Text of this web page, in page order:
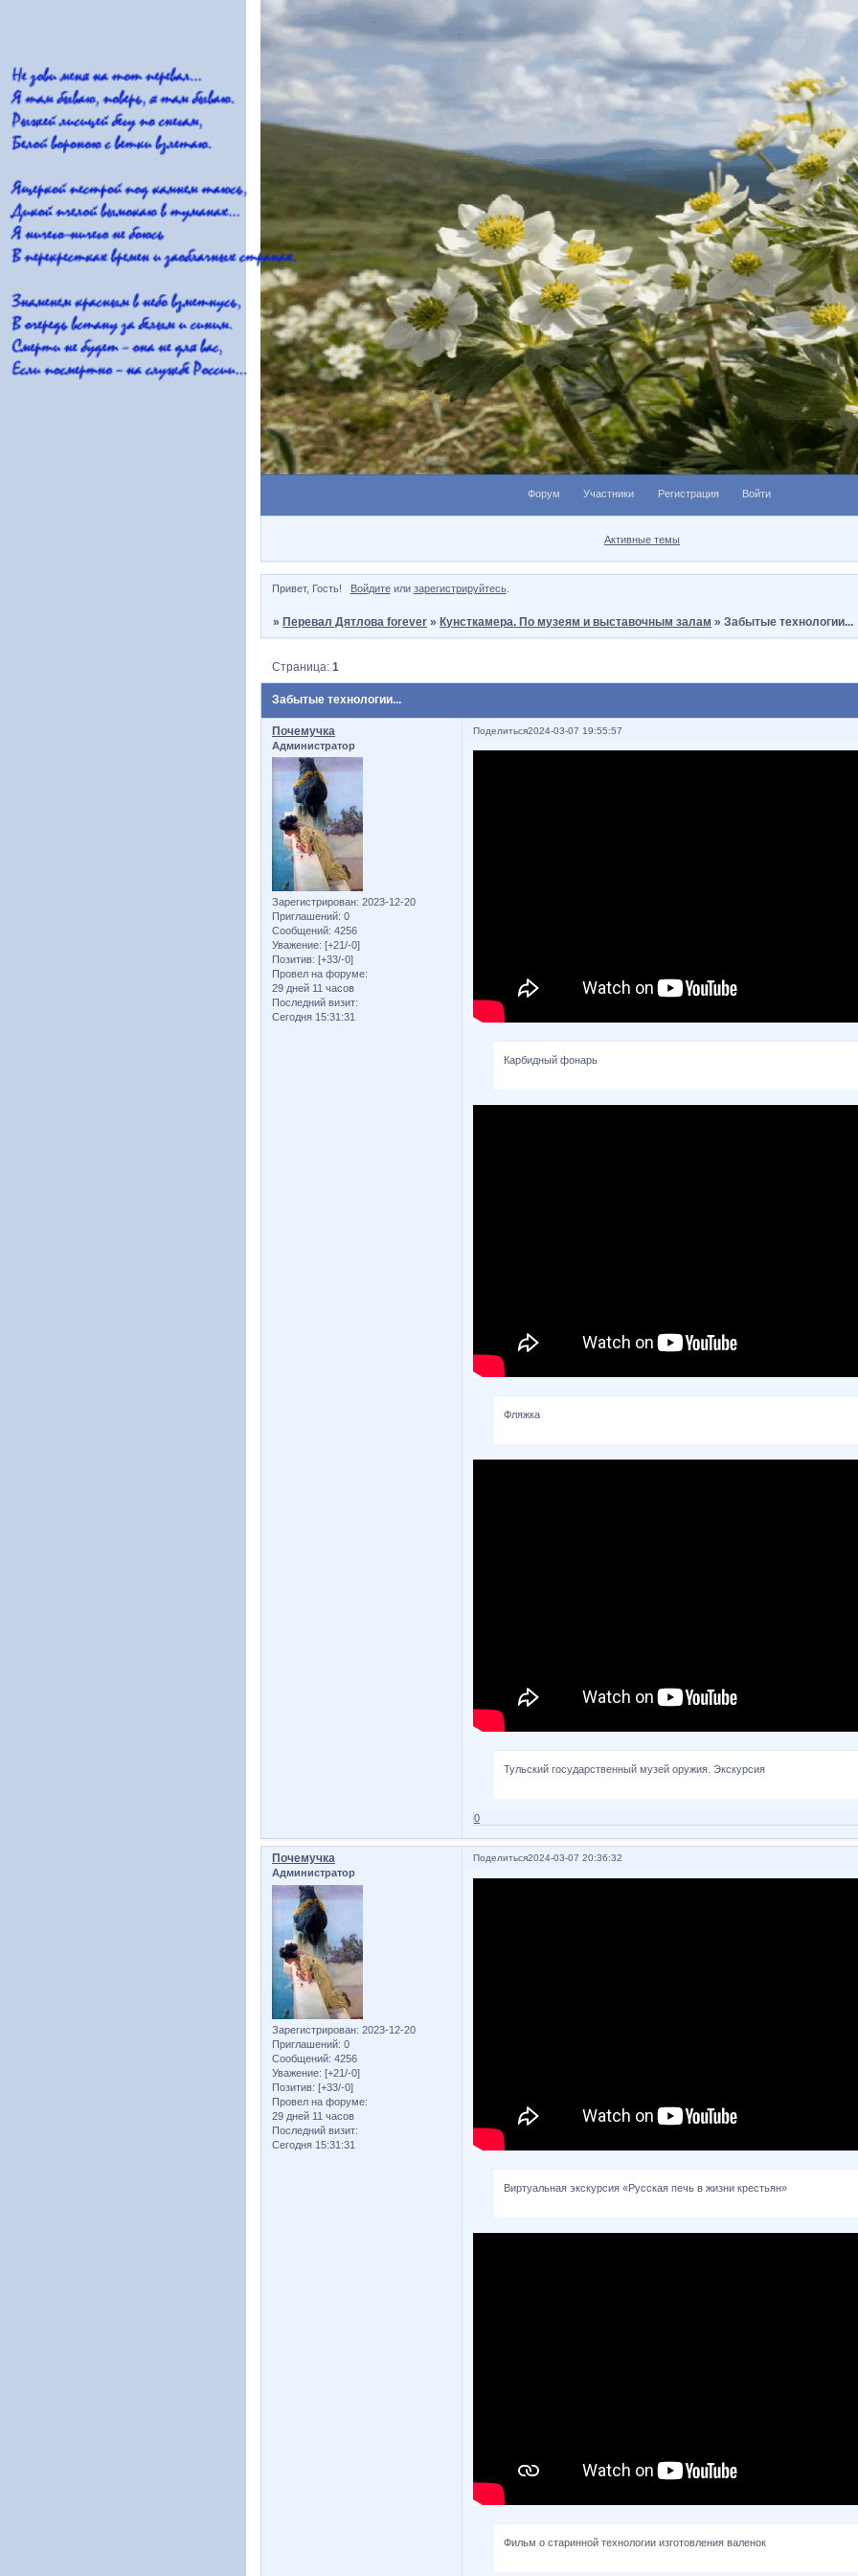
Форум Участники Регистрация Войти
Активные темы
Привет, Гость! Войдитеили зарегистрируйтесь.
»Перевал Дятлова forever »Кунсткамера. По музеям и выставочным залам »Забытые технологии...
Забытые технологии...
Страница:1
Поделиться2024-03-07 19:55:57
Почемучка
Администратор
Зарегистрирован: 2023-12-20
Приглашений: 0
Сообщений: 4256
Уважение: [+21/-0]
Позитив: [+33/-0]
Провел на форуме:
29 дней 11 часов
Последний визит:
Сегодня 15:31:31
Карбидный фонарь
Фляжка
Тульский государственный музей оружия. Экскурсия
0
Поделиться2024-03-07 20:36:32
Почемучка
Администратор
Зарегистрирован: 2023-12-20
Приглашений: 0
Сообщений: 4256
Уважение: [+21/-0]
Позитив: [+33/-0]
Провел на форуме:
29 дней 11 часов
Последний визит:
Сегодня 15:31:31
Виртуальная экскурсия «Русская печь в жизни крестьян»
Фильм о старинной технологии изготовления валенок